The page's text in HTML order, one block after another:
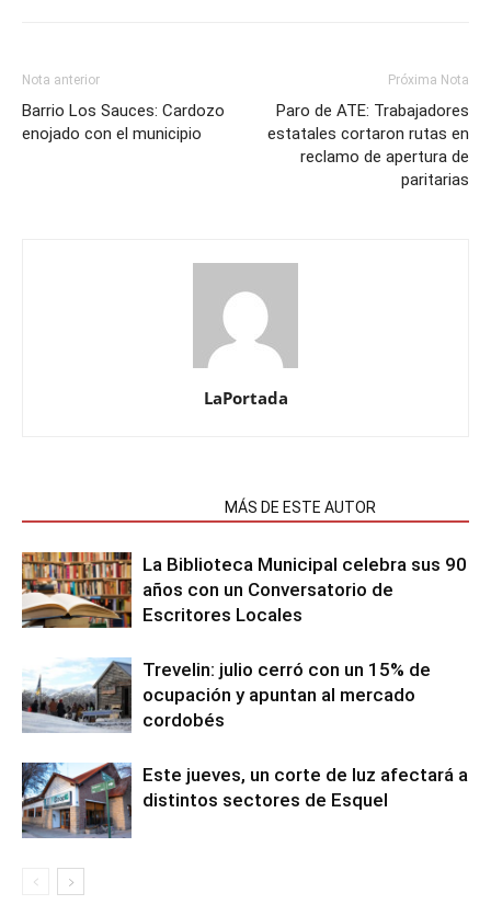
Nota anterior
Barrio Los Sauces: Cardozo
enojado con el municipio
Próxima Nota
Paro de ATE: Trabajadores
estatales cortaron rutas en
reclamo de apertura de
paritarias
LaPortada
MÁS DE ESTE AUTOR
La Biblioteca Municipal celebra sus 90
años con un Conversatorio de
Escritores Locales
Trevelin: julio cerró con un 15% de
ocupación y apuntan al mercado
cordobés
Este jueves, un corte de luz afectará a
distintos sectores de Esquel